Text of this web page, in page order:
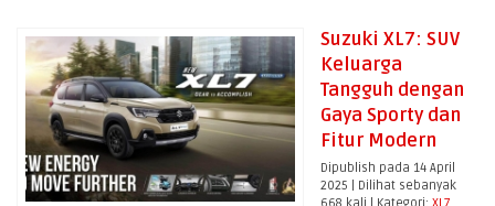
Suzuki XL7: SUV
Keluarga
Tangguh dengan
Gaya Sporty dan
Fitur Modern
Dipublish pada 14 April
2025 | Dilihat sebanyak